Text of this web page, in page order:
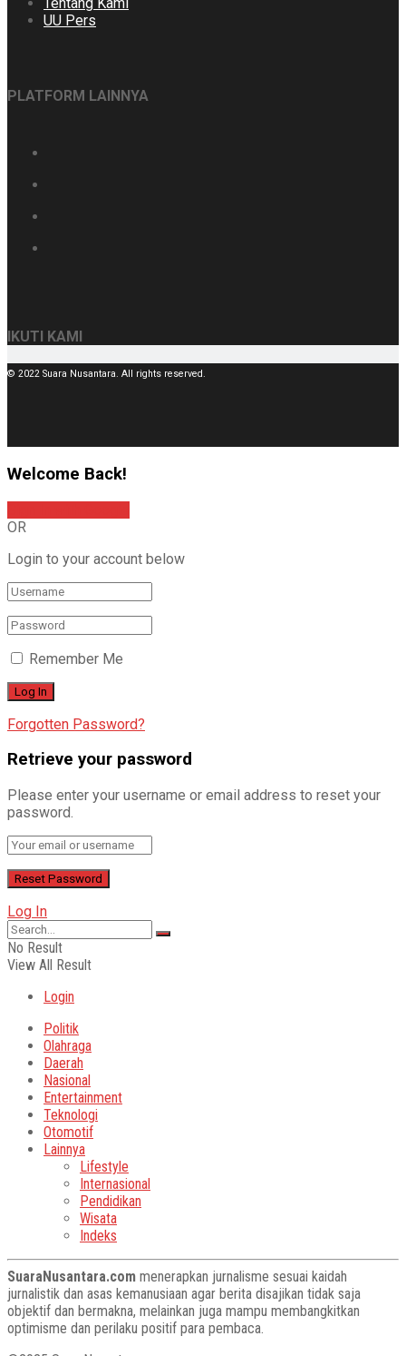
UU Pers
PLATFORM LAINNYA
IKUTI KAMI
© 2022 Suara Nusantara. All rights reserved.
Welcome Back!
OR
Login to your account below
Remember Me
Forgotten Password?
Retrieve your password
Please enter your username or email address to reset your
password.
Log In
No Result
View All Result
Login
Politik
Olahraga
Daerah
Nasional
Entertainment
Teknologi
Otomotif
Lainnya
Lifestyle
Internasional
Pendidikan
Wisata
Indeks
SuaraNusantara.com menerapkan jurnalisme sesuai kaidah
jurnalistik dan asas kemanusiaan agar berita disajikan tidak saja
objektif dan bermakna, melainkan juga mampu membangkitkan
optimisme dan perilaku positif para pembaca.